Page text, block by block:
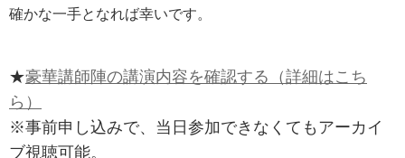
確かな一手となれば幸いです。
★豪華講師陣の講演内容を確認する（詳細はこち
ら）
※事前申し込みで、当日参加できなくてもアーカイ
ブ視聴可能。